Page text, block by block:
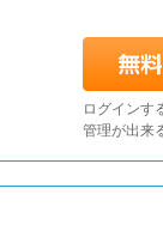
ログインす
管理が出来